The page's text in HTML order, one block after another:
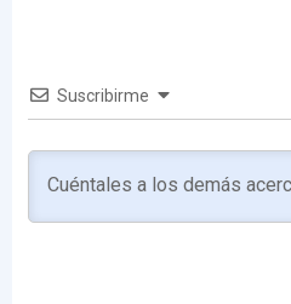
Suscribirme